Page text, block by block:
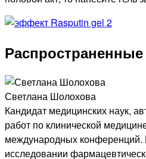
Светлана Шолохова
Кандидат медицинских наук,
работ по клинической
международных
исследовании